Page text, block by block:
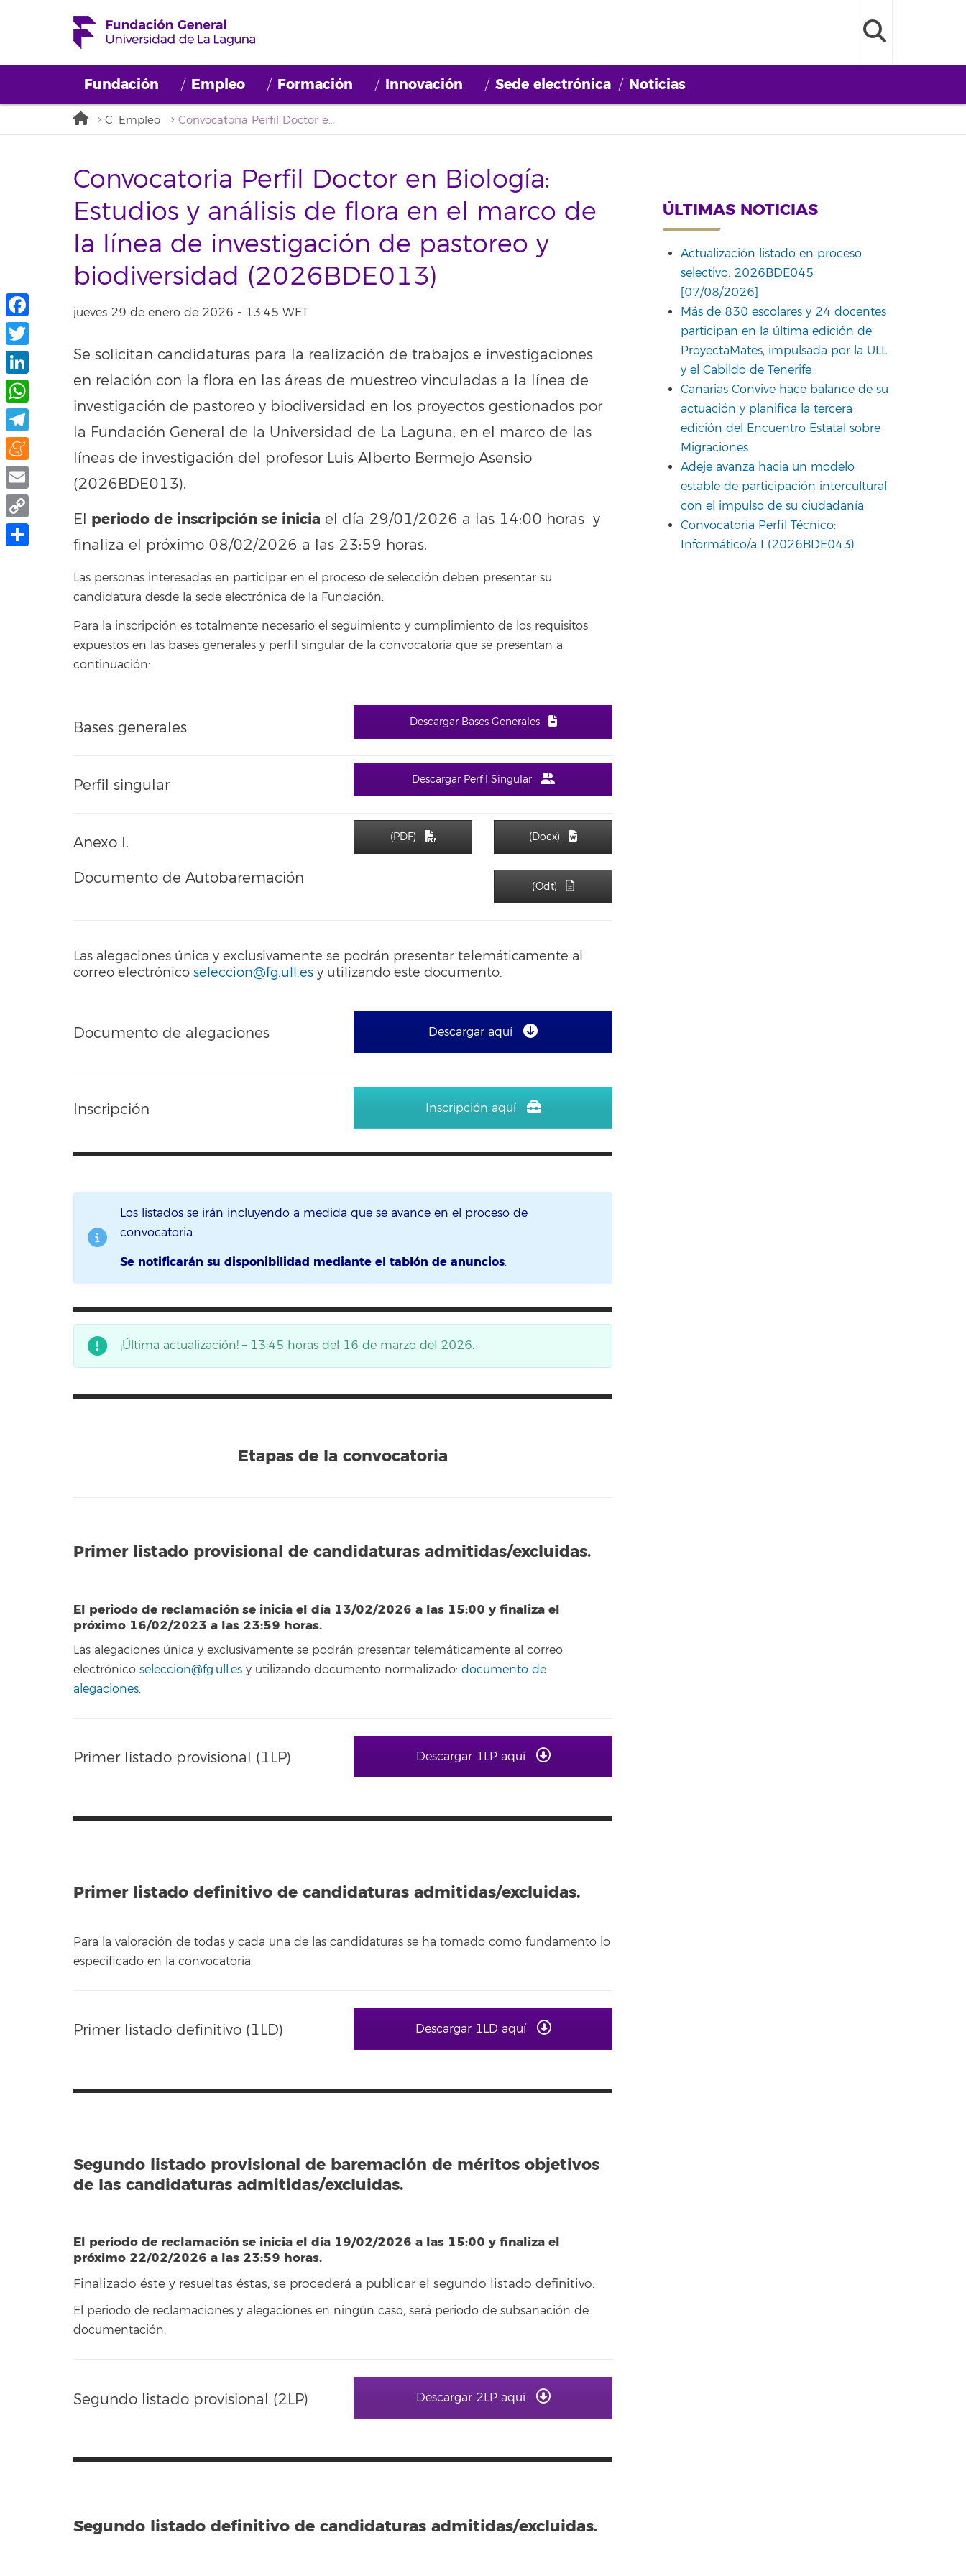
Fundación Empleo Formación Innovación Sede electrónica Noticias
C. Empleo Convocatoria Perfil Doctor en Biología: Estudios y análisis de flora en el marco de la línea de investigación de pastoreo y biodiversidad (2026BDE013)
Convocatoria Perfil Doctor en Biología:
Estudios y análisis de flora en el marco de
la línea de investigación de pastoreo y
biodiversidad (2026BDE013)
jueves 29 de enero de 2026 - 13:45 WET
Se solicitan candidaturas para la realización de trabajos e investigaciones
en relación con la flora en las áreas de muestreo vinculadas a la línea de
investigación de pastoreo y biodiversidad en los proyectos gestionados por
la Fundación General de la Universidad de La Laguna, en el marco de las
líneas de investigación del profesor Luis Alberto Bermejo Asensio
(2026BDE013).
El periodo de inscripción se inicia el día 29/01/2026 a las 14:00 horas y
finaliza el próximo 08/02/2026 a las 23:59 horas.
Las personas interesadas en participar en el proceso de selección deben presentar su
candidatura desde la sede electrónica de la Fundación.
Para la inscripción es totalmente necesario el seguimiento y cumplimiento de los requisitos
expuestos en las bases generales y perfil singular de la convocatoria que se presentan a
continuación:
Bases generales Descargar Bases Generales
Perfil singular Descargar Perfil Singular
Anexo I.
Documento de Autobaremación
(PDF) (Docx)
(Odt)
Las alegaciones única y exclusivamente se podrán presentar telemáticamente al
correo electrónico seleccion@fg.ull.es y utilizando este documento.
Documento de alegaciones Descargar aquí
Inscripción Inscripción aquí
Los listados se irán incluyendo a medida que se avance en el proceso de
convocatoria.
Se notificarán su disponibilidad mediante el tablón de anuncios.
¡Última actualización! – 13:45 horas del 16 de marzo del 2026.
Etapas de la convocatoria
Primer listado provisional de candidaturas admitidas/excluidas.
El periodo de reclamación se inicia el día 13/02/2026 a las 15:00 y finaliza el
próximo 16/02/2023 a las 23:59 horas.
Las alegaciones única y exclusivamente se podrán presentar telemáticamente al correo
electrónico seleccion@fg.ull.es y utilizando documento normalizado: documento de
alegaciones.
Primer listado provisional (1LP) Descargar 1LP aquí
Primer listado definitivo de candidaturas admitidas/excluidas.
Para la valoración de todas y cada una de las candidaturas se ha tomado como fundamento lo
especificado en la convocatoria.
Primer listado definitivo (1LD) Descargar 1LD aquí
Segundo listado provisional de baremación de méritos objetivos
de las candidaturas admitidas/excluidas.
El periodo de reclamación se inicia el día 19/02/2026 a las 15:00 y finaliza el
próximo 22/02/2026 a las 23:59 horas.
Finalizado éste y resueltas éstas, se procederá a publicar el segundo listado definitivo.
El periodo de reclamaciones y alegaciones en ningún caso, será periodo de subsanación de
documentación.
Segundo listado provisional (2LP) Descargar 2LP aquí
Segundo listado definitivo de candidaturas admitidas/excluidas.
ÚLTIMAS NOTICIAS
Actualización listado en proceso
selectivo: 2026BDE045
[07/08/2026]
Más de 830 escolares y 24 docentes
participan en la última edición de
ProyectaMates, impulsada por la ULL
y el Cabildo de Tenerife
Canarias Convive hace balance de su
actuación y planifica la tercera
edición del Encuentro Estatal sobre
Migraciones
Adeje avanza hacia un modelo
estable de participación intercultural
con el impulso de su ciudadanía
Convocatoria Perfil Técnico:
Informático/a I (2026BDE043)
Facebook
Twitter
LinkedIn
WhatsApp
Telegram
Meneame
Email
Copy